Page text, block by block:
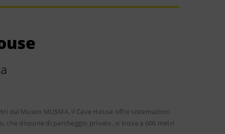
dal Museo MUSMA, il Cave House offre sistemazioni
che dispone di parcheggio privato, si trova a 600 metri